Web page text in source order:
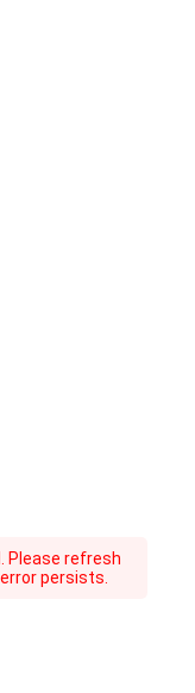
Please refresh
persists.